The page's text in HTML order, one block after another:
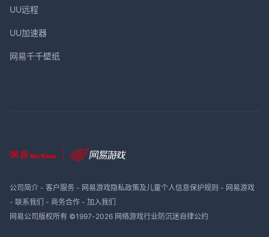
UU远程
UU加速器
网易千千壁纸
公司简介- 客户服务- 网易游戏隐私政策及儿童个人信息保护规则 - 网易游戏
- 联系我们 - 商务合作- 加入我们
网易公司版权所有 ©1997-2026 网络游戏行业防沉迷自律公约